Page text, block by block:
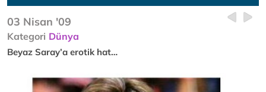
03 Nisan '09
Kategori Dünya
Beyaz Saray’a erotik hat…